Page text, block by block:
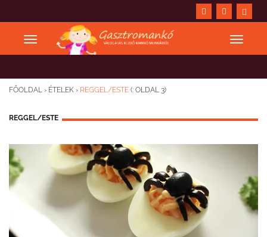
FŐOLDAL › ÉTELEK › REGGEL/ESTE (: OLDAL 3)
REGGEL/ESTE